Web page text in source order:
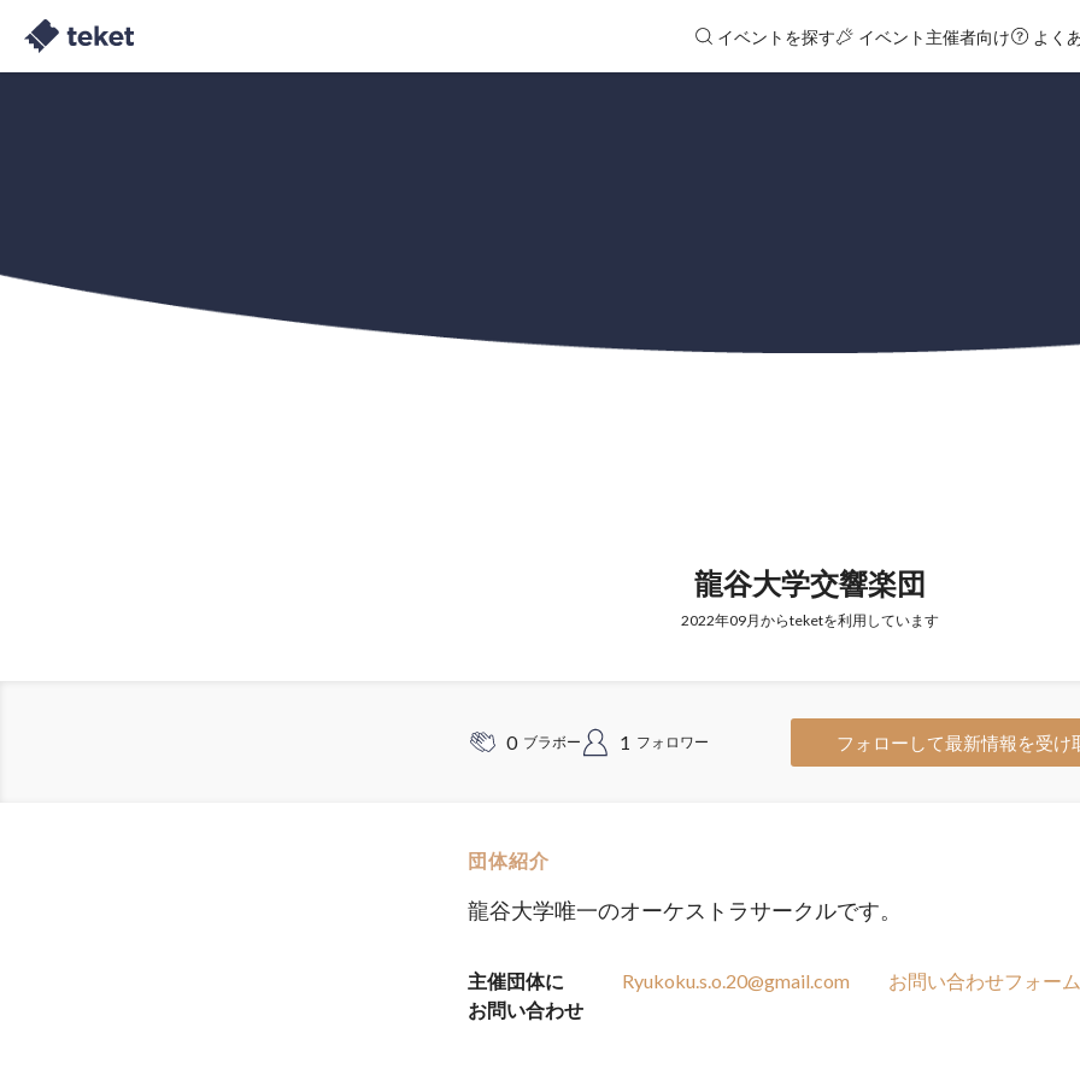
イベントを探す イベント主催者向け よく
龍谷大学交響楽団
2022年09月からteketを利用しています
0 ブラボー 1 フォロワー フォローして最新情報を受け
団体紹介
龍谷大学唯一のオーケストラサークルです。
主催団体に
お問い合わせ
Ryukoku.s.o.20@gmail.com お問い合わせフォーム